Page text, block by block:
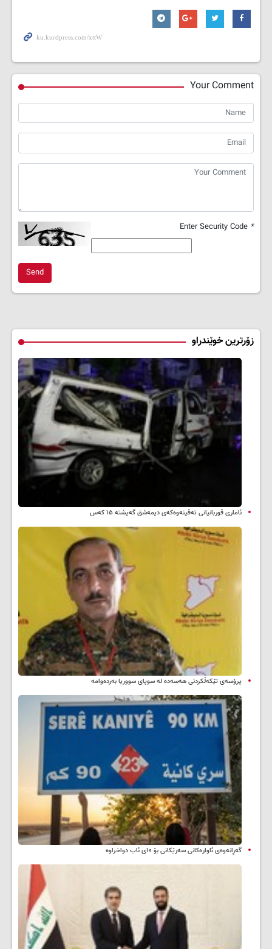
Your Comment
*
Send
زۆرترین خوێندراو
ئاماری قوربانیانی تەقینەوەکەی دیمەشق گەیشتە ۱۵ کەس
پرۆسەی تێکەڵکردنی هەسەدە لە سوپای سووریا بەردەوامە
گەڕانەوەی ئاوارەکانی سەرێکانی بۆ ۱۰ی ئاب دواخراوە